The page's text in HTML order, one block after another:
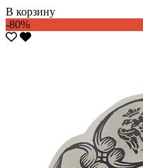
В корзину
-80%